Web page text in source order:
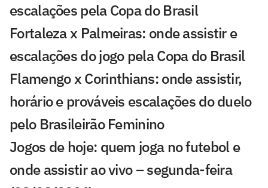
escalações pela Copa do Brasil
Fortaleza x Palmeiras: onde assistir e
escalações do jogo pela Copa do Brasil
Flamengo x Corinthians: onde assistir,
horário e prováveis escalações do duelo
pelo Brasileirão Feminino
Jogos de hoje: quem joga no futebol e
onde assistir ao vivo – segunda-feira